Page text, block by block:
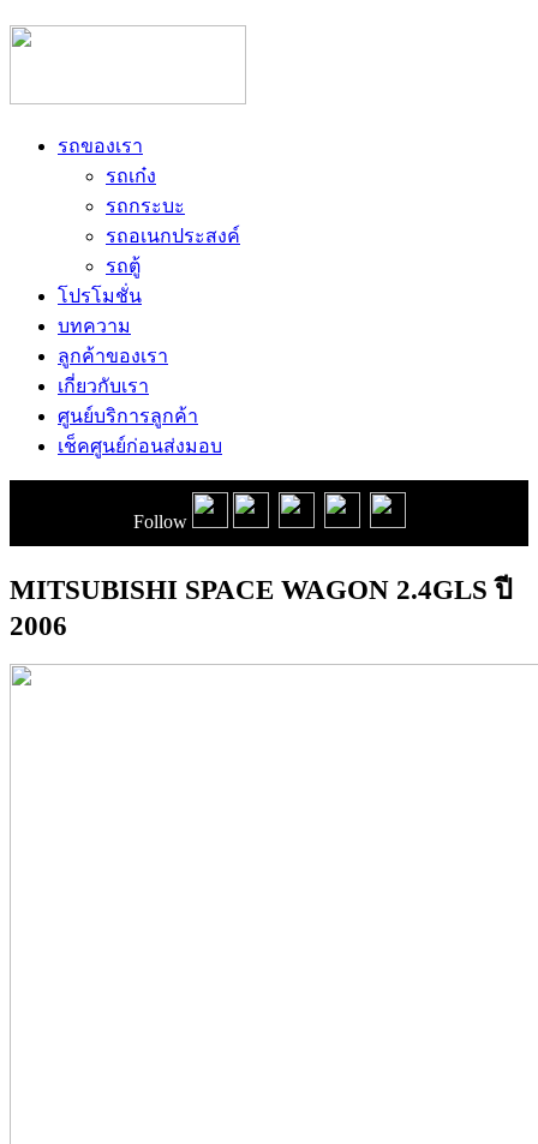
รถของเรา
รถเก๋ง
รถกระบะ
รถอเนกประสงค์
รถตู้
โปรโมชั่น
บทความ
ลูกค้าของเรา
เกี่ยวกับเรา
ศูนย์บริการลูกค้า
เช็คศูนย์ก่อนส่งมอบ
Follow
MITSUBISHI SPACE WAGON 2.4GLS ปี
2006